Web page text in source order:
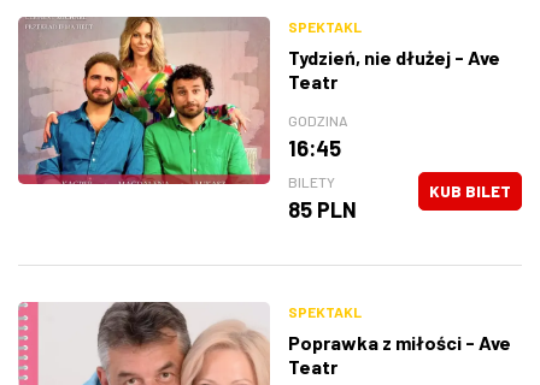
SPEKTAKL
Tydzień, nie dłużej - Ave
Teatr
GODZINA
16:45
BILETY
85 PLN
KUB BILET
SPEKTAKL
Poprawka z miłości - Ave
Teatr